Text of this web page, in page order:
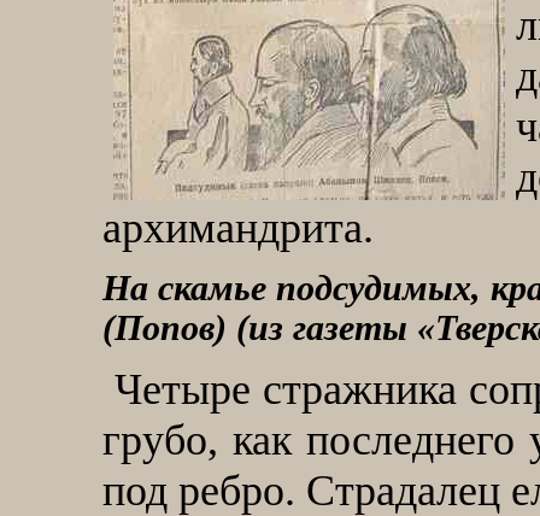
архимандрита.
На скамье подсудимых,
(Попов) (из газеты
Четыре стражника
грубо, как
под ребро. Страдалец